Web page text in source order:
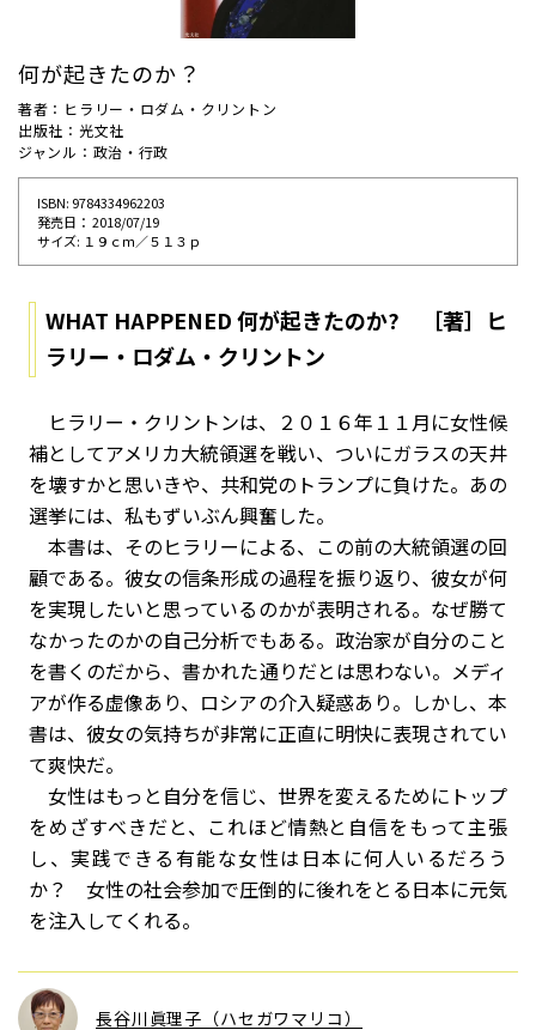
何が起きたのか？
著者：ヒラリー・ロダム・クリントン
出版社：光文社
ジャンル：政治・行政
ISBN: 9784334962203
発売⽇： 2018/07/19
サイズ: １９ｃｍ／５１３ｐ
WHAT HAPPENED 何が起きたのか? ［著］ヒ
ラリー・ロダム・クリントン
ヒラリー・クリントンは、２０１６年１１月に女性候
補としてアメリカ大統領選を戦い、ついにガラスの天井
を壊すかと思いきや、共和党のトランプに負けた。あの
選挙には、私もずいぶん興奮した。
本書は、そのヒラリーによる、この前の大統領選の回
顧である。彼女の信条形成の過程を振り返り、彼女が何
を実現したいと思っているのかが表明される。なぜ勝て
なかったのかの自己分析でもある。政治家が自分のこと
を書くのだから、書かれた通りだとは思わない。メディ
アが作る虚像あり、ロシアの介入疑惑あり。しかし、本
書は、彼女の気持ちが非常に正直に明快に表現されてい
て爽快だ。
女性はもっと自分を信じ、世界を変えるためにトップ
をめざすべきだと、これほど情熱と自信をもって主張
し、実践できる有能な女性は日本に何人いるだろう
か？ 女性の社会参加で圧倒的に後れをとる日本に元気
を注入してくれる。
長谷川眞理子（ハセガワマリコ）